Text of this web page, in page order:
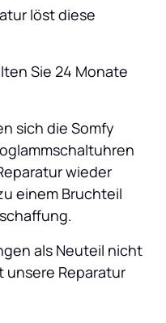
löst diese
Sie 24 Monate
sich die Somfy
wieder
einem Bruchteil
als Neuteil nicht
unsere Reparatur